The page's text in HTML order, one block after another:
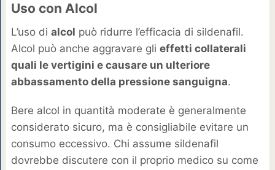
Uso con Alcol
L’uso di alcol può ridurre l’efficacia di sildenafil.
Alcol può anche aggravare gli effetti collaterali
quali le vertigini e causare un ulteriore
abbassamento della pressione sanguigna.
Bere alcol in quantità moderate è generalmente
considerato sicuro, ma è consigliabile evitare un
consumo eccessivo. Chi assume sildenafil
dovrebbe discutere con il proprio medico su come